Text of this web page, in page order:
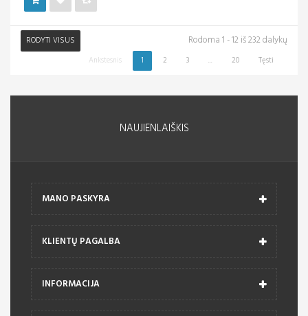
RODYTI VISUS Rodoma 1 - 12 iš 232 dalykų
Ankstesnis 1 2 3 ... 20 Tęsti
NAUJIENLAIŠKIS
MANO PASKYRA
KLIENTŲ PAGALBA
INFORMACIJA